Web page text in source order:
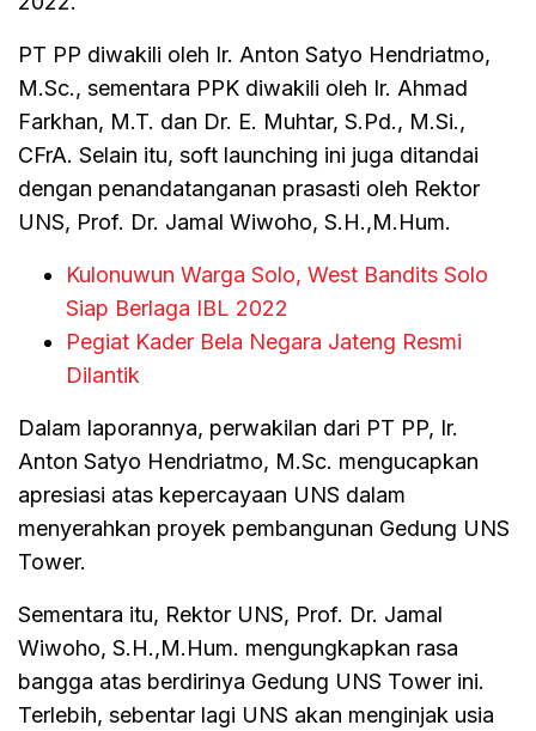
PT PP diwakili oleh Ir. Anton Satyo Hendriatmo,
M.Sc., sementara PPK diwakili oleh Ir. Ahmad
Farkhan, M.T. dan Dr. E. Muhtar, S.Pd., M.Si.,
CFrA. Selain itu, soft launching ini juga ditandai
dengan penandatanganan prasasti oleh Rektor
UNS, Prof. Dr. Jamal Wiwoho, S.H.,M.Hum.
Kulonuwun Warga Solo, West Bandits Solo
Siap Berlaga IBL 2022
Pegiat Kader Bela Negara Jateng Resmi
Dilantik
Dalam laporannya, perwakilan dari PT PP, Ir.
Anton Satyo Hendriatmo, M.Sc. mengucapkan
apresiasi atas kepercayaan UNS dalam
menyerahkan proyek pembangunan Gedung UNS
Tower.
Sementara itu, Rektor UNS, Prof. Dr. Jamal
Wiwoho, S.H.,M.Hum. mengungkapkan rasa
bangga atas berdirinya Gedung UNS Tower ini.
Terlebih, sebentar lagi UNS akan menginjak usia